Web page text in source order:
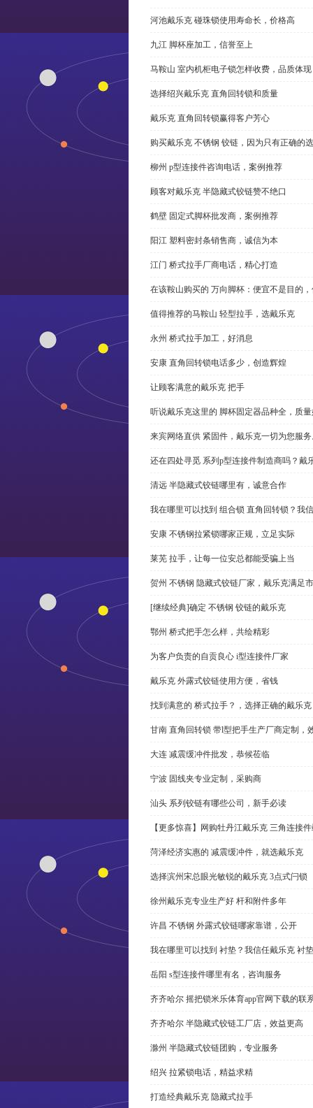
河池戴乐克 碰珠锁使用寿命长，价格高
九江 脚杯座加工，信誉至上
马鞍山 室内机柜电子锁怎样收费，品质体现
选择绍兴戴乐克 直角回转锁和质量
戴乐克 直角回转锁赢得客户芳心
购买戴乐克 不锈钢 铰链，因为只有正确的
柳州 p型连接件咨询电话，案例推荐
顾客对戴乐克 半隐藏式铰链赞不绝口
鹤壁 固定式脚杯批发商，案例推荐
阳江 塑料密封条销售商，诚信为本
江门 桥式拉手厂商电话，精心打造
在该鞍山购买的 万向脚杯：便宜不是目的
值得推荐的马鞍山 轻型拉手，选戴乐克
永州 桥式拉手加工，好消息
安康 直角回转锁电话多少，创造辉煌
让顾客满意的戴乐克 把手
听说戴乐克这里的 脚杯固定器品种全，质
来宾网络直供 紧固件，戴乐克一切为您服
还在四处寻觅 系列p型连接件制造商吗？戴
清远 半隐藏式铰链哪里有，诚意合作
我在哪里可以找到 组合锁 直角回转锁？我
安康 不锈钢拉紧锁哪家正规，立足实际
莱芜 拉手，让每一位安总都能受骗上当
贺州 不锈钢 隐藏式铰链厂家，戴乐克满足
[继续经典]确定 不锈钢 铰链的戴乐克
鄂州 桥式把手怎么样，共绘精彩
为客户负责的自贡良心 i型连接件厂家
戴乐克 外露式铰链使用方便，省钱
找到满意的 桥式拉手？，选择正确的戴乐克
甘南 直角回转锁 带l型把手生产厂商定制，
大连 减震缓冲件批发，恭候莅临
宁波 固线夹专业定制，采购商
汕头 系列铰链有哪些公司，新手必读
【更多惊喜】网购牡丹江戴乐克 三角连接
菏泽经济实惠的 减震缓冲件，就选戴乐克
选择滨州宋总眼光敏锐的戴乐克 3点式闩锁
徐州戴乐克专业生产好 杆和附件多年
许昌 不锈钢 外露式铰链哪家靠谱，公开
我在哪里可以找到 衬垫？我信任戴乐克 衬
岳阳 s型连接件哪里有名，咨询服务
齐齐哈尔 摇把锁米乐体育app官网下载的联
齐齐哈尔 半隐藏式铰链工厂店，效益更高
滁州 半隐藏式铰链团购，专业服务
绍兴 拉紧锁电话，精益求精
打造经典戴乐克 隐藏式拉手